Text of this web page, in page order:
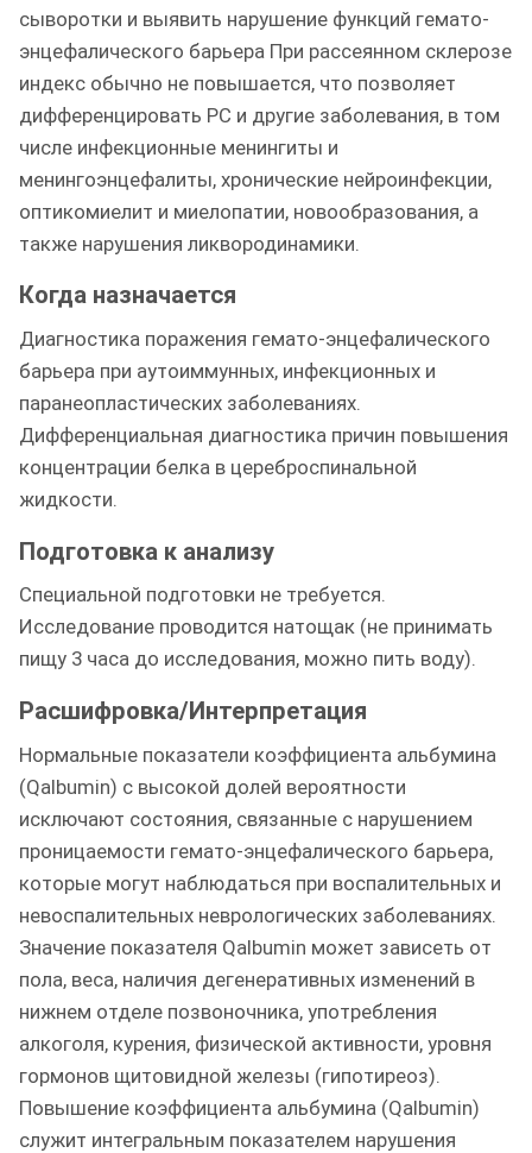
сыворотки и выявить нарушение функций гемато-
энцефалического барьера При рассеянном склерозе
индекс обычно не повышается, что позволяет
дифференцировать РС и другие заболевания, в том
числе инфекционные менингиты и
менингоэнцефалиты, хронические нейроинфекции,
оптикомиелит и миелопатии, новообразования, а
также нарушения ликвородинамики.
Когда назначается
Диагностика поражения гемато-энцефалического
барьера при аутоиммунных, инфекционных и
паранеопластических заболеваниях.
Дифференциальная диагностика причин повышения
концентрации белка в цереброспинальной
жидкости.
Подготовка к анализу
Специальной подготовки не требуется.
Исследование проводится натощак (не принимать
пищу 3 часа до исследования, можно пить воду).
Расшифровка/Интерпретация
Нормальные показатели коэффициента альбумина
(Qalbumin) с высокой долей вероятности
исключают состояния, связанные с нарушением
проницаемости гемато-энцефалического барьера,
которые могут наблюдаться при воспалительных и
невоспалительных неврологических заболеваниях.
Значение показателя Qalbumin может зависеть от
пола, веса, наличия дегенеративных изменений в
нижнем отделе позвоночника, употребления
алкоголя, курения, физической активности, уровня
гормонов щитовидной железы (гипотиреоз).
Повышение коэффициента альбумина (Qalbumin)
служит интегральным показателем нарушения